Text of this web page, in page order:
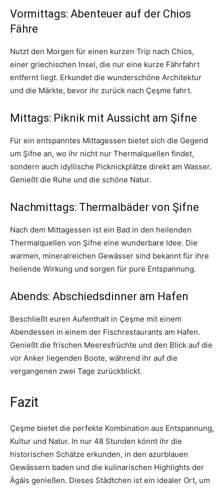
Vormittags: Abenteuer auf der Chios
Fähre
Nutzt den Morgen für einen kurzen Trip nach Chios,
einer griechischen Insel, die nur eine kurze Fährfahrt
entfernt liegt. Erkundet die wunderschöne Architektur
und die Märkte, bevor ihr zurück nach Çeşme fahrt.
Mittags: Piknik mit Aussicht am Şifne
Für ein entspanntes Mittagessen bietet sich die Gegend
um Şifne an, wo ihr nicht nur Thermalquellen findet,
sondern auch idyllische Picknickplätze direkt am Wasser.
Genießt die Ruhe und die schöne Natur.
Nachmittags: Thermalbäder von Şifne
Nach dem Mittagessen ist ein Bad in den heilenden
Thermalquellen von Şifne eine wunderbare Idee. Die
warmen, mineralreichen Gewässer sind bekannt für ihre
heilende Wirkung und sorgen für pure Entspannung.
Abends: Abschiedsdinner am Hafen
Beschließt euren Aufenthalt in Çeşme mit einem
Abendessen in einem der Fischrestaurants am Hafen.
Genießt die frischen Meeresfrüchte und den Blick auf die
vor Anker liegenden Boote, während ihr auf die
vergangenen zwei Tage zurückblickt.
Fazit
Çeşme bietet die perfekte Kombination aus Entspannung,
Kultur und Natur. In nur 48 Stunden könnt ihr die
historischen Schätze erkunden, in den azurblauen
Gewässern baden und die kulinarischen Highlights der
Ägäis genießen. Dieses Städtchen ist ein idealer Ort, um